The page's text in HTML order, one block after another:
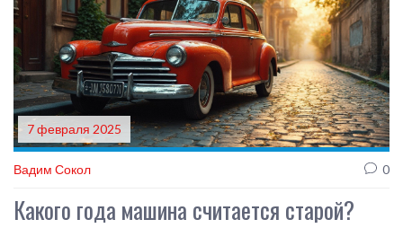
7 февраля 2025
Вадим Сокол 0
Какого года машина считается старой?